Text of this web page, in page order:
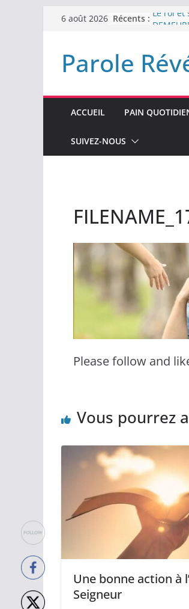
Passer6 août 2026 Récents : Le roi et
LA NUIT
LABAN
Parole
ACCUEIL PAIN
SUIVEZ-NOUS
Please follow and
Vous pourrez
Une bonne action à
Seigneur